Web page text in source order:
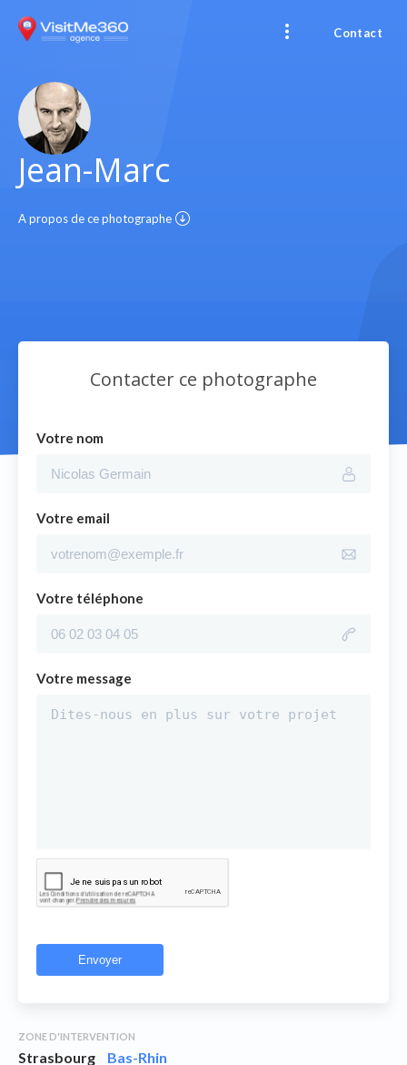
Contact
Jean-Marc
A propos de ce photographe
Contacter ce photographe
Votre nom
Votre email
Votre téléphone
Votre message
ZONE D'INTERVENTION
Strasbourg Bas-Rhin